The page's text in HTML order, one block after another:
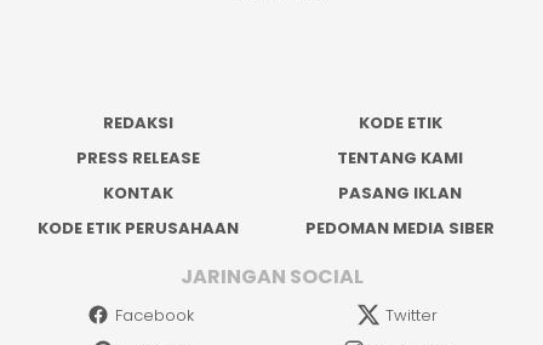
REDAKSI
KODE ETIK
PRESS RELEASE
TENTANG KAMI
KONTAK
PASANG IKLAN
KODE ETIK PERUSAHAAN
PEDOMAN MEDIA SIBER
JARINGAN SOCIAL
Facebook
Twitter